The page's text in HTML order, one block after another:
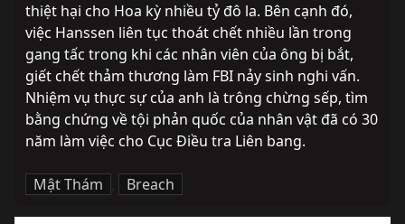
thiệt hại cho Hoa kỳ nhiều tỷ đô la. Bên cạnh đó,
việc Hanssen liên tục thoát chết nhiều lần trong
gang tấc trong khi các nhân viên của ông bị bắt,
giết chết thảm thương làm FBI nảy sinh nghi vấn.
Nhiệm vụ thực sự của anh là trông chừng sếp, tìm
bằng chứng về tội phản quốc của nhân vật đã có 30
năm làm việc cho Cục Điều tra Liên bang.
Mật Thám , Breach